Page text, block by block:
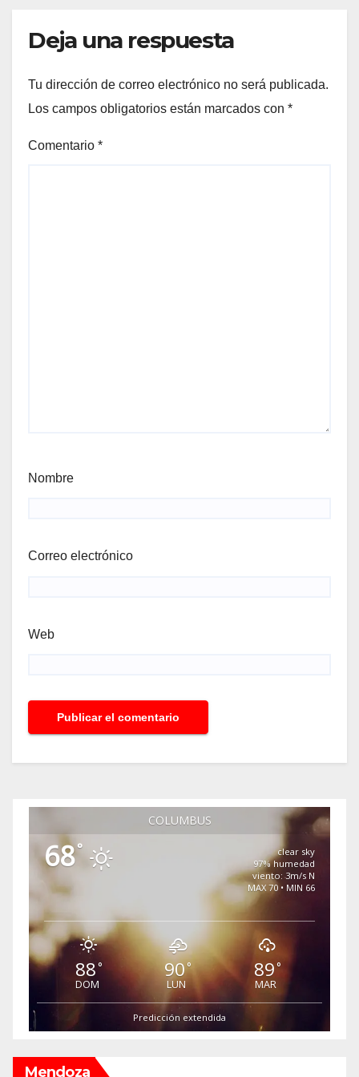
Deja una respuesta
Tu dirección de correo electrónico no será publicada.
Los campos obligatorios están marcados con *
Comentario *
Nombre
Correo electrónico
Web
COLUMBUS
68°
clear sky
97% humedad
viento: 3m/s N
MAX 70 • MIN 66
88°
DOM
90°
LUN
89°
MAR
Predicción extendida
Mendoza